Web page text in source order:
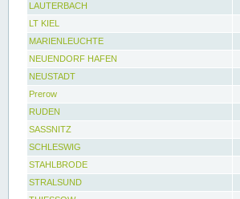
LAUTERBACH
LT KIEL
MARIENLEUCHTE
NEUENDORF HAFEN
NEUSTADT
Prerow
RUDEN
SASSNITZ
SCHLESWIG
STAHLBRODE
STRALSUND